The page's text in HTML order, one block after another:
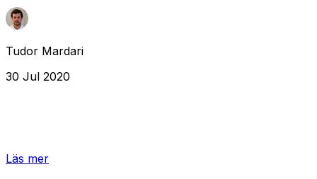
Tudor Mardari
30 Jul 2020
Läs mer